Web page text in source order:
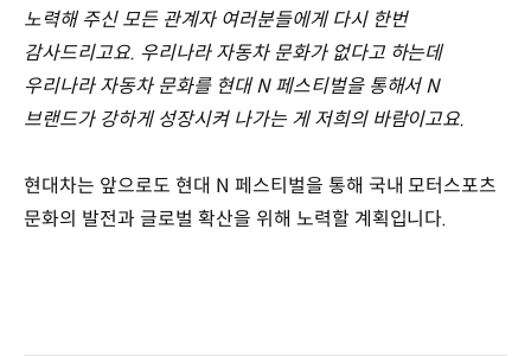
노력해 주신 모든 관계자 여러분들에게 다시 한번
감사드리고요. 우리나라 자동차 문화가 없다고 하는데
우리나라 자동차 문화를 현대 N 페스티벌을 통해서 N
브랜드가 강하게 성장시켜 나가는 게 저희의 바람이고요.
현대차는 앞으로도 현대 N 페스티벌을 통해 국내 모터스포츠
문화의 발전과 글로벌 확산을 위해 노력할 계획입니다.